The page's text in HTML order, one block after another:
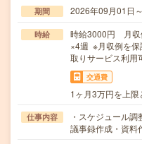
期間 2026年09月01日
時給
時給3000円 月収
×4週 ※月収例を保
取りサービス利用
交通費
1ヶ月3万円を上
仕事内容
・スケジュール
議事録作成・資